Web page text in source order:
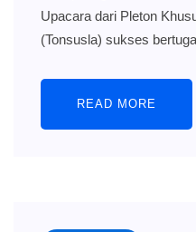
Upacara dari Pleton
(Tonsusla) sukses
READ MORE